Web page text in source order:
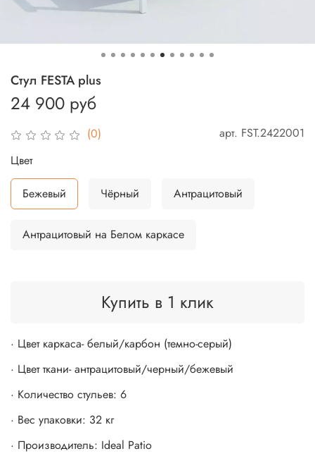
(0) арт. FST.2422001
Стул FESTA plus
24 900 руб
Купить в 1 клик
Цвет
Бежевый Чёрный Антрацитовый
Антрацитовый на Белом каркасе
· Цвет каркаса- белый/карбон (темно-серый)
· Цвет ткани- антрацитовый/черный/бежевый
· Количество стульев: 6
· Вес упаковки: 32 кг
· Производитель: Ideal Patio